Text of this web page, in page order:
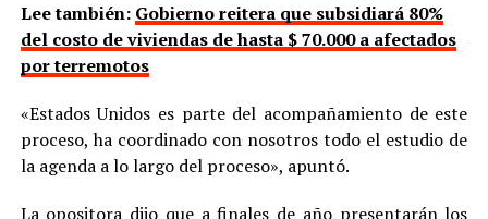
Lee también: Gobierno reitera que subsidiará 80%
del costo de viviendas de hasta $ 70.000 a afectados
por terremotos
«Estados Unidos es parte del acompañamiento de este
proceso, ha coordinado con nosotros todo el estudio de
la agenda a lo largo del proceso», apuntó.
La opositora dijo que a finales de año presentarán los